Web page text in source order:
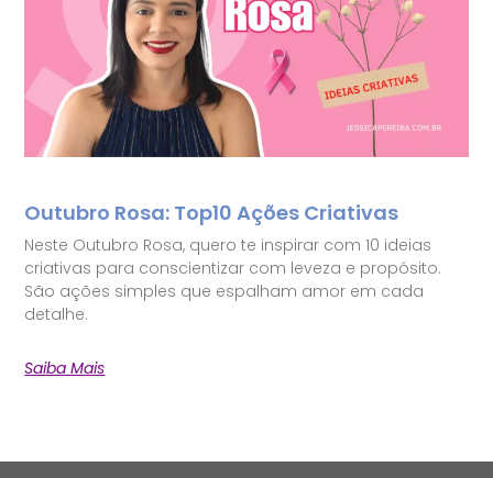
Outubro Rosa: Top10 Ações Criativas
Neste Outubro Rosa, quero te inspirar com 10 ideias
criativas para conscientizar com leveza e propósito.
São ações simples que espalham amor em cada
detalhe.
Saiba Mais